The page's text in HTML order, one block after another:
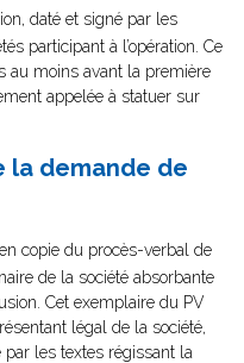
daté et signé par les
participant à l’opération. Ce
au moins avant la première
appelée à statuer sur
la demande de
copie du procès-verbal de
de la société absorbante
Cet exemplaire du PV
légal de la société,
les textes régissant la